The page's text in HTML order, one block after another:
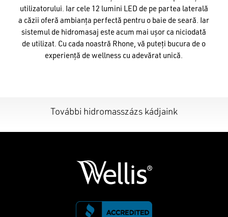
utilizatorului. Iar cele 12 lumini LED de pe partea laterală
a căzii oferă ambianța perfectă pentru o baie de seară. Iar
sistemul de hidromasaj este acum mai ușor ca niciodată
de utilizat. Cu cada noastră Rhone, vă puteți bucura de o
experiență de wellness cu adevărat unică.
További hidromasszázs kádjaink